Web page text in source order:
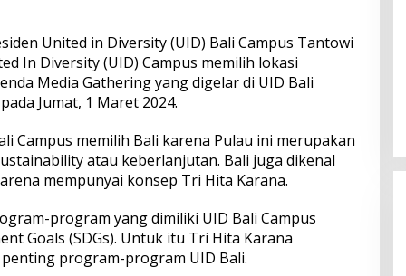
United in Diversity (UID) Bali Campus Tantowi
In Diversity (UID) Campus memilih lokasi
Media Gathering yang digelar di UID Bali
Jumat, 1 Maret 2024.
Campus memilih Bali karena Pulau ini merupakan
atau keberlanjutan. Bali juga dikenal
mempunyai konsep Tri Hita Karana.
program yang dimiliki UID Bali Campus
Goals (SDGs). Untuk itu Tri Hita Karana
program-program UID Bali.